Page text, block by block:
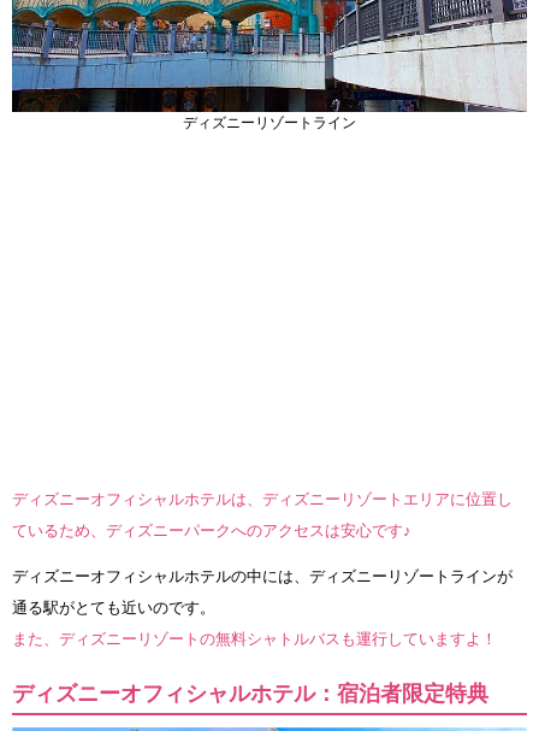
ディズニーリゾートライン
ディズニーオフィシャルホテルは、ディズニーリゾートエリアに位置し
ているため、ディズニーパークへのアクセスは安心です♪
ディズニーオフィシャルホテルの中には、ディズニーリゾートラインが
通る駅がとても近いのです。
また、ディズニーリゾートの無料シャトルバスも運行していますよ！
ディズニーオフィシャルホテル：宿泊者限定特典